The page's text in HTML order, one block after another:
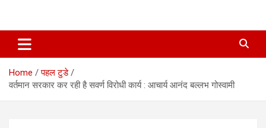
Home
पहल टुडे
वर्तमान सरकार कर रही है सवर्ण विरोधी कार्य : आचार्य आनंद बल्लभ गोस्वामी